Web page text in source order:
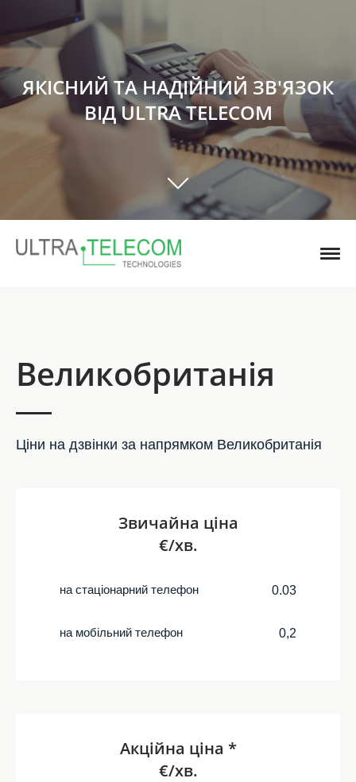
ЯКІСНИЙ ТА НАДІЙНИЙ ЗВ'ЯЗОК
ВІД ULTRA TELECOM
Великобританія
Ціни на дзвінки за напрямком Великобританія
Звичайна ціна
€/хв.
на стаціонарний телефон 0.03
на мобільний телефон 0,2
Акційна ціна *
€/хв.